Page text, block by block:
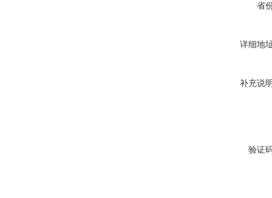
省
详细地
补充说
验证